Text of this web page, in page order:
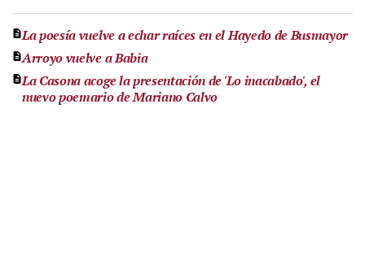
La poesía vuelve a echar raíces en el Hayedo de Busmayor
Arroyo vuelve a Babia
La Casona acoge la presentación de 'Lo inacabado', el
nuevo poemario de Mariano Calvo